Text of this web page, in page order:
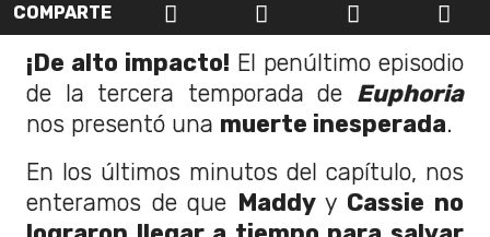
COMPARTE
¡De alto impacto! El penúltimo episodio
de la tercera temporada de Euphoria
nos presentó una muerte inesperada.
En los últimos minutos del capítulo, nos
enteramos de que Maddyy Cassie no